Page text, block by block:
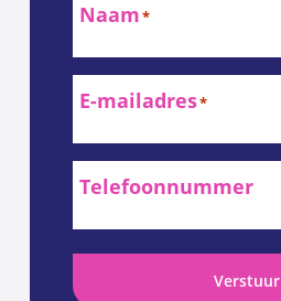
Naam*
E-mailadres*
Telefoonnummer
Verstuur